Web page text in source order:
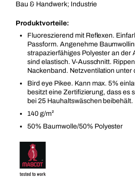
Bau & Handwerk; Industrie
Produktvorteile:
Fluoreszierend mit Reflexen.
Passform. Angenehme
strapazierfähiges Polyester an der
sind elastisch. V-Ausschnitt.
Nackenband. Netzventilation unter
Bird eye Pikee. Kann max. 5%
besitzt eine Zertifizierung, dass es
bei 25 Hauhaltswäschen beibehält.
140 g/m²
50% Baumwolle/50% Polyester